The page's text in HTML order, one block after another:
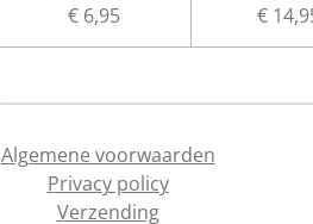
€ 6,95 €
Algemene voorwaarden
Privacy policy
Verzending